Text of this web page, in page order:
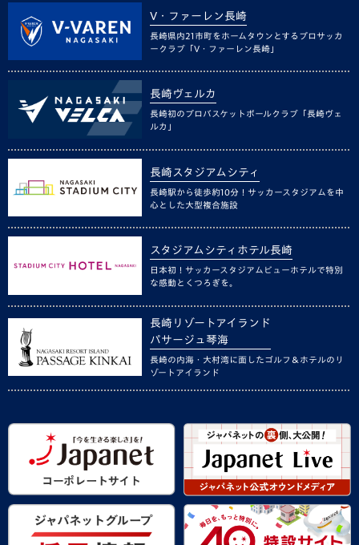
V・ファーレン長崎
長崎県内21市町をホームタウンとするプロサッカ
ークラブ「V・ファーレン長崎」
長崎ヴェルカ
長崎初のプロバスケットボールクラブ「長崎ヴェ
ルカ」
長崎スタジアムシティ
長崎駅から徒歩約10分！サッカースタジアムを中
心とした大型複合施設
スタジアムシティホテル長崎
日本初！サッカースタジアムビューホテルで特別
な感動とくつろぎを。
長崎リゾートアイランド
パサージュ琴海
長崎の内海・大村湾に面したゴルフ＆ホテルのリ
ゾートアイランド